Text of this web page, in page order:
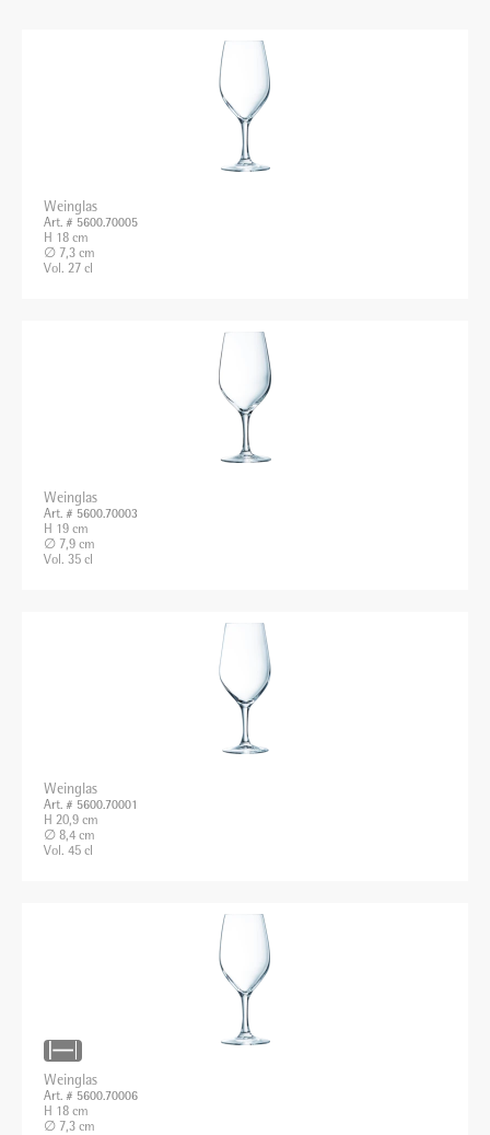
Weinglas
Art. # 5600.70005
H 18 cm
∅ 7,3 cm
Vol. 27 cl
Weinglas
Art. # 5600.70003
H 19 cm
∅ 7,9 cm
Vol. 35 cl
Weinglas
Art. # 5600.70001
H 20,9 cm
∅ 8,4 cm
Vol. 45 cl
Weinglas
Art. # 5600.70006
H 18 cm
∅ 7,3 cm